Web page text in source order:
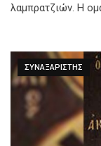
λαμπρατζιών. Η
ΣΥΝΑΞΑΡΙΣΤΗΣ